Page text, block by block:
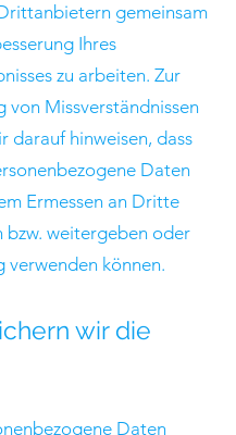
gemeinsam
Ihres
zu arbeiten. Zur
von Missverständnissen
darauf hinweisen, dass
Daten
Ermessen an Dritte
bzw. weitergeben oder
verwenden können.
wir die
Daten